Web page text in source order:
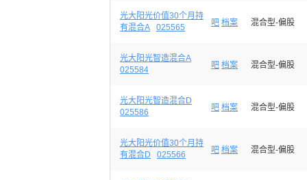
光大阳光价值30个月持
有混合A
025565 吧 档案 混合型-偏股
光大阳光智造混合A
025584
吧 档案 混合型-偏股
光大阳光智造混合D
025586
吧 档案 混合型-偏股
光大阳光价值30个月持
有混合D
025566 吧 档案 混合型-偏股